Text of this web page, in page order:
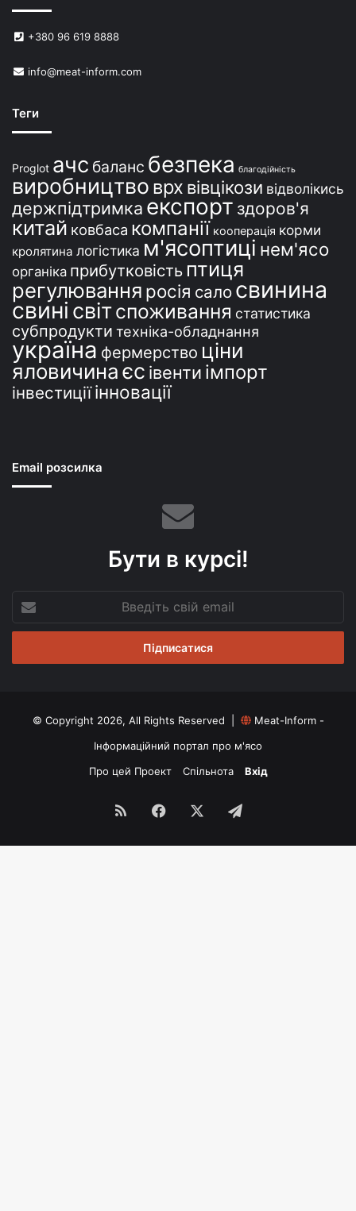
й
У
р
ї
+380 96 619 8888
info@meat-inform.com
Теги
Proglot ачс баланс безпека благодійність
виробництво врх вівцікози відволікись
держпідтримка експорт здоров'я
китай ковбаса компанії кооперація корми
кролятина логістика м'ясоптиці нем'ясо
органіка прибутковість птиця
регулювання росія сало свинина
свині світспоживання статистика
субпродукти техніка-обладнання
україна фермерство ціни
яловичинаєс івенти імпорт
інвестиції інновації
Email розсилка
Бути в курсі!
свій
email
© Copyright 2026, All Rights Reserved |
Meat-Inform -
Інформаційний портал про м'ясо
Про цей Проект
Спільнота Вхід
RSS Facebook